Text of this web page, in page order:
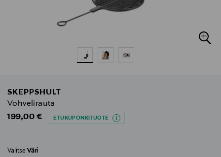
SKEPPSHULT
Vohvelirauta
Original Price
199,00 € ETUKUPONKITUOTE
Valitse Väri